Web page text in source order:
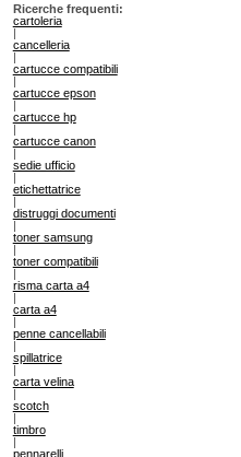
Ricerche frequenti:
cartoleria
|
cancelleria
|
cartucce compatibili
|
cartucce epson
|
cartucce hp
|
cartucce canon
|
sedie ufficio
|
etichettatrice
|
distruggi documenti
|
toner samsung
|
toner compatibili
|
risma carta a4
|
carta a4
|
penne cancellabili
|
spillatrice
|
carta velina
|
scotch
|
timbro
|
pennarelli